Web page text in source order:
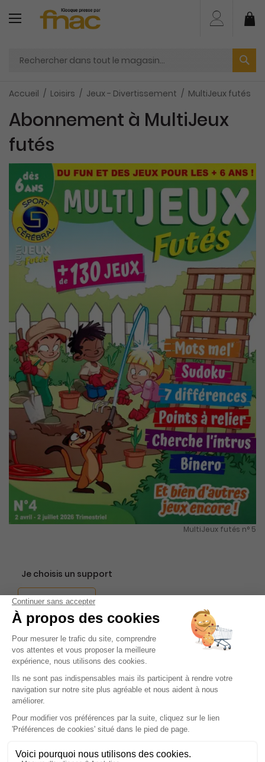
contenu
Accueil Loisirs Jeux - Divertissement MultiJeux futés
MultiJeux futés n° 5
Abonnement à MultiJeux
futés
Je choisis un support
Papier
Je choisis une durée
Abonnement 1 an
4 n° • Papier
15€75 Tarif Kiosque : 19€80
Renouvellement à date d’anniversaire